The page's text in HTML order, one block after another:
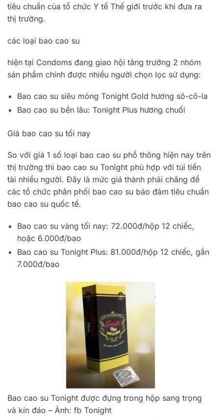
tiêu chuẩn của tổ chức Y tế Thế giới trước khi đưa ra
thị trường.
các loại bao cao su
hiện tại Condoms đang giao hội tăng trưởng 2 nhóm
sản phẩm chính được nhiều người chọn lọc sử dụng:
Bao cao su siêu mỏng Tonight Gold hương sô-cô-la
Bao cao su bền lâu: Tonight Plus hương chuối
Giá bao cao su tối nay
So với giá 1 số loại bao cao su phổ thông hiện nay trên
thị trường thì bao cao su Tonight phù hợp với túi tiền
tài nhiều người. Đây là mức giá thành phải chăng để
các tổ chức phân phối bao cao su bảo đảm tiêu chuẩn
bao cao su quốc tế.
Bao cao su vàng tối nay: 72.000đ/hộp 12 chiếc,
hoặc 6.000đ/bao
Bao cao su Tonight Plus: 81.000đ/hộp 12 chiếc, gần
7.000đ/bao
Bao cao su Tonight được đựng trong hộp sang trọng
và kín đáo – Ảnh: fb Tonight